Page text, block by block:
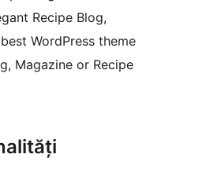
Recipe Blog,
WordPress theme
Magazine or Recipe